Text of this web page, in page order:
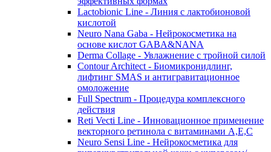
Lactobionic Line - Линия с лактобионовой
кислотой
Neuro Nana Gaba - Нейрокосметика на
основе кислот GABA&NANA
Derma Collage - Увлажнение с тройной силой
Contour Architect - Биомикронидлинг,
лифтинг SMAS и антигравитационное
омоложение
Full Spectrum - Процедура комплексного
действия
Reti Vecti Line - Инновационное применение
векторного ретинола с витаминами A,Е,С
Neuro Sensi Line - Нейрокосметика для